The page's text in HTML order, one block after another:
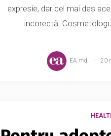
expresie, dar cel mai des
incorectă.
EA.md 20